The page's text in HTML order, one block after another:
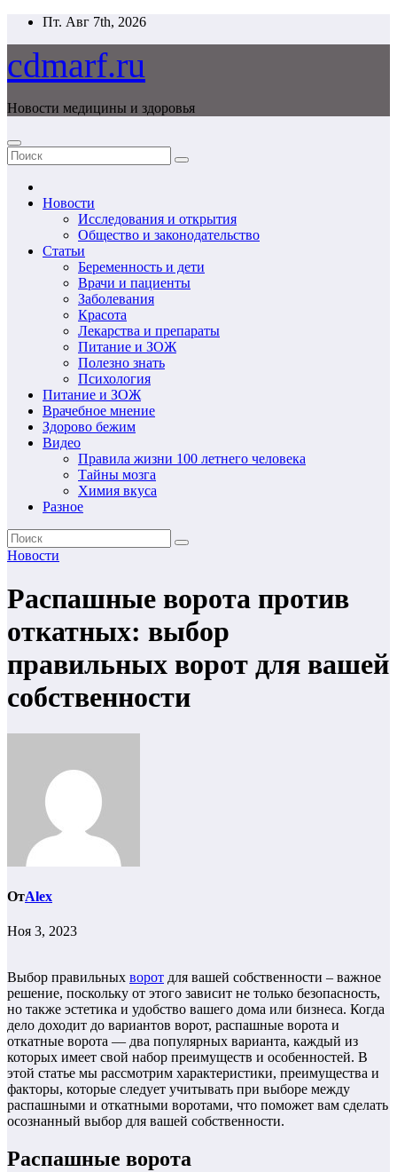
Перейти
содержимому
Пт. Авг 7th, 2026
cdmarf.ru
Новости медицины и здоровья
Новости
Исследования и открытия
Общество и законодательство
Статьи
Беременность и дети
Врачи и пациенты
Заболевания
Красота
Лекарства и препараты
Питание и ЗОЖ
Полезно знать
Психология
Питание и ЗОЖ
Врачебное мнение
Здорово бежим
Видео
Правила жизни 100 летнего человека
Тайны мозга
Химия вкуса
Разное
Новости
Распашные ворота против
откатных: выбор
правильных ворот для вашей
собственности
ОтAlex
Ноя 3, 2023
Выбор правильных ворот для вашей собственности – важное
решение, поскольку от этого зависит не только безопасность,
но также эстетика и удобство вашего дома или бизнеса. Когда
дело доходит до вариантов ворот, распашные ворота и
откатные ворота — два популярных варианта, каждый из
которых имеет свой набор преимуществ и особенностей. В
этой статье мы рассмотрим характеристики, преимущества и
факторы, которые следует учитывать при выборе между
распашными и откатными воротами, что поможет вам сделать
осознанный выбор для вашей собственности.
Распашные ворота